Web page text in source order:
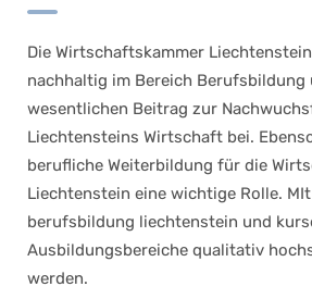
Die Wirtschaftskammer
nachhaltig im Bereich Berufsbildung
wesentlichen Beitrag zur
Liechtensteins Wirtschaft bei.
berufliche Weiterbildung für die
Liechtenstein eine wichtige Rolle.
berufsbildung liechtenstein und
Ausbildungsbereiche qualitativ
werden.